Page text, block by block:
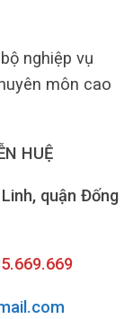
nghiệp vụ
môn cao
HUỆ
quận Đống